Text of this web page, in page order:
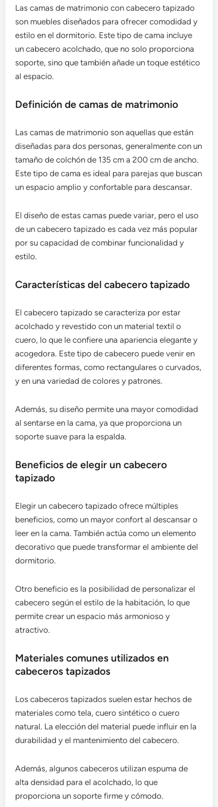
Las camas de matrimonio con cabecero tapizado
son muebles diseñados para ofrecer comodidad y
estilo en el dormitorio. Este tipo de cama incluye
un cabecero acolchado, que no solo proporciona
soporte, sino que también añade un toque estético
al espacio.
Definición de camas de matrimonio
Las camas de matrimonio son aquellas que están
diseñadas para dos personas, generalmente con un
tamaño de colchón de 135 cm a 200 cm de ancho.
Este tipo de cama es ideal para parejas que buscan
un espacio amplio y confortable para descansar.
El diseño de estas camas puede variar, pero el uso
de un cabecero tapizado es cada vez más popular
por su capacidad de combinar funcionalidad y
estilo.
Características del cabecero tapizado
El cabecero tapizado se caracteriza por estar
acolchado y revestido con un material textil o
cuero, lo que le confiere una apariencia elegante y
acogedora. Este tipo de cabecero puede venir en
diferentes formas, como rectangulares o curvados,
y en una variedad de colores y patrones.
Además, su diseño permite una mayor comodidad
al sentarse en la cama, ya que proporciona un
soporte suave para la espalda.
Beneficios de elegir un cabecero
tapizado
Elegir un cabecero tapizado ofrece múltiples
beneficios, como un mayor confort al descansar o
leer en la cama. También actúa como un elemento
decorativo que puede transformar el ambiente del
dormitorio.
Otro beneficio es la posibilidad de personalizar el
cabecero según el estilo de la habitación, lo que
permite crear un espacio más armonioso y
atractivo.
Materiales comunes utilizados en
cabeceros tapizados
Los cabeceros tapizados suelen estar hechos de
materiales como tela, cuero sintético o cuero
natural. La elección del material puede influir en la
durabilidad y el mantenimiento del cabecero.
Además, algunos cabeceros utilizan espuma de
alta densidad para el acolchado, lo que
proporciona un soporte firme y cómodo.